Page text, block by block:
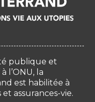
publique et
l’ONU, la
est habilitée à
assurances-vie.